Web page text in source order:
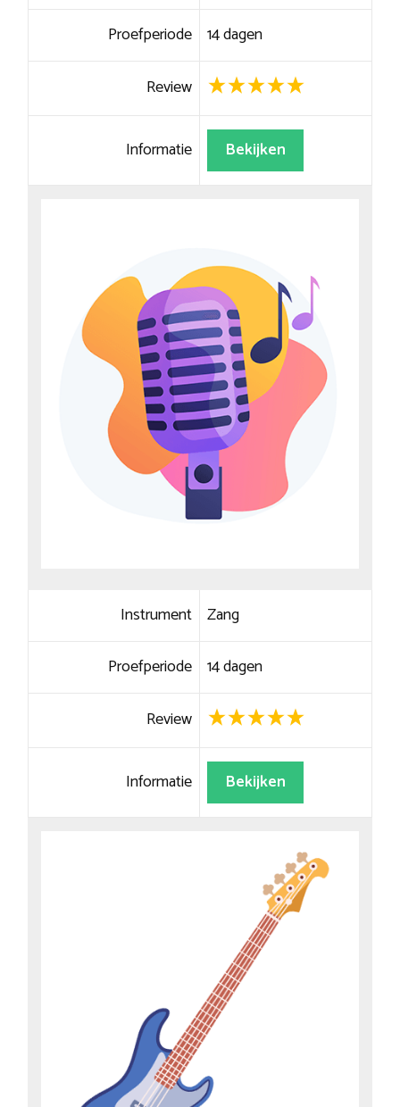
Proefperiode 14 dagen
Review
Informatie Bekijken
Instrument Zang
Proefperiode 14 dagen
Review
Informatie Bekijken